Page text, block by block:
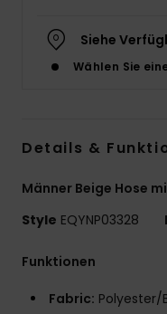
Siehe
Wählen Sie
Details &
Männer Beige Hose
Style EQYNP03328
Funktionen
Fabric: Polyester/